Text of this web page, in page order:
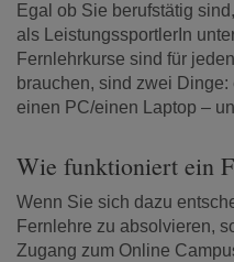
Egal ob Sie berufstätig
als LeistungssportlerIn
Fernlehrkurse sind für
brauchen, sind zwei
einen PC/einen Laptop –
Wie funktioniert ein
Wenn Sie sich dazu
Fernlehre zu absolvieren,
Zugang zum Online